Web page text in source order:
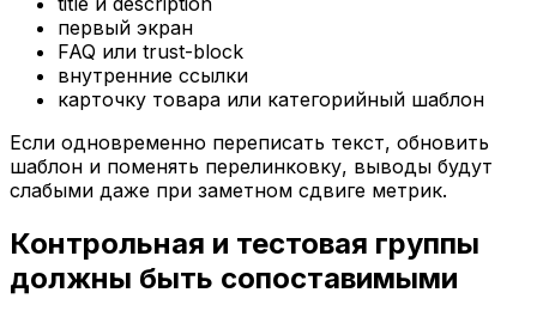
первый экран
FAQ или trust-block
внутренние ссылки
карточку товара или категорийный шаблон
Если одновременно переписать текст, обновить
шаблон и поменять перелинковку, выводы будут
слабыми даже при заметном сдвиге метрик.
Контрольная и тестовая группы
должны быть сопоставимыми